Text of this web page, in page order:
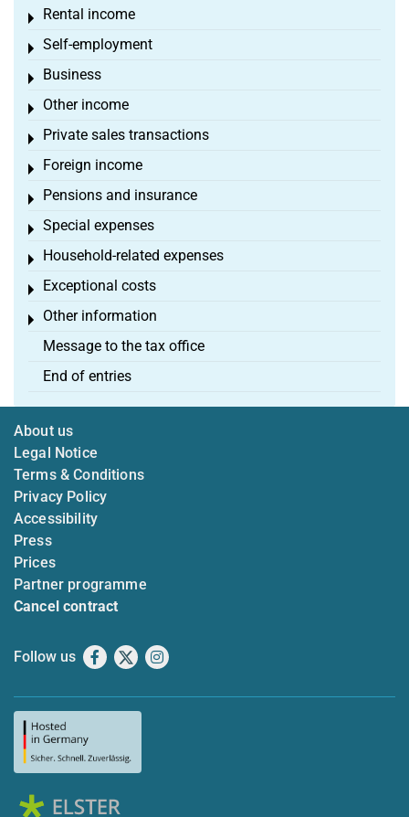
Rental income
Toggle menu
Self-employment
Toggle menu
Business
Toggle menu
Other income
Toggle menu
Private sales transactions
Toggle menu
Foreign income
Toggle menu
Pensions and insurance
Toggle menu
Special expenses
Toggle menu
Household-related expenses
Toggle menu
Exceptional costs
Toggle menu
Other information
Toggle menu
Message to the tax office
End of entries
About us
Legal Notice
Terms & Conditions
Privacy Policy
Accessibility
Press
Prices
Partner programme
Cancel contract
Follow us Facebook
X Instagram